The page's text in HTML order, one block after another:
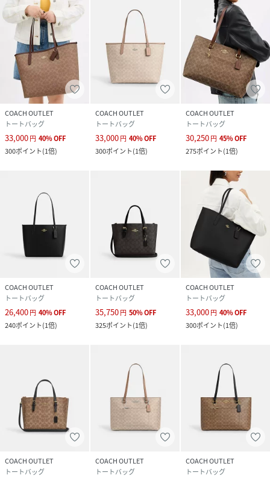
COACH OUTLET
トートバッグ
33,000円 40%OFF
300ポイント(1倍)
COACH OUTLET
トートバッグ
33,000円 40%OFF
300ポイント(1倍)
COACH OUTLET
トートバッグ
30,250円 45%OFF
275ポイント(1倍)
COACH OUTLET
トートバッグ
26,400円 40%OFF
240ポイント(1倍)
COACH OUTLET
トートバッグ
35,750円 50%OFF
325ポイント(1倍)
COACH OUTLET
トートバッグ
33,000円 40%OFF
300ポイント(1倍)
COACH OUTLET
トートバッグ
COACH OUTLET
トートバッグ
COACH OUTLET
トートバッグ